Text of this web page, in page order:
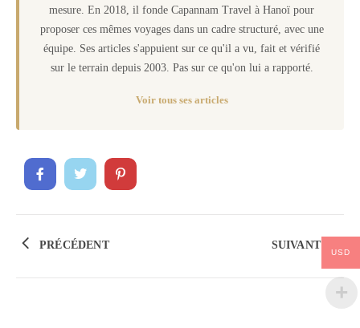
mesure. En 2018, il fonde Capannam Travel à Hanoï pour
proposer ces mêmes voyages dans un cadre structuré, avec une
équipe. Ses articles s'appuient sur ce qu'il a vu, fait et vérifié
sur le terrain depuis 2003. Pas sur ce qu'on lui a rapporté.
Voir tous ses articles
PRÉCÉDENT SUIVANT
USD